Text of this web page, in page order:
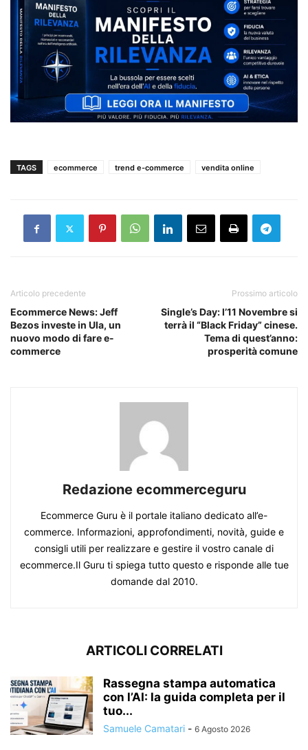
TAGS ecommerce trend e-commerce vendita online
Articolo precedente
Ecommerce News: Jeff
Bezos investe in Ula, un
nuovo modo di fare e-
commerce
Prossimo articolo
Single’s Day: l’11 Novembre si
terrà il “Black Friday” cinese.
Tema di quest’anno:
prosperità comune
Redazione ecommerceguru
Ecommerce Guru è il portale italiano dedicato all’e-
commerce. Informazioni, approfondimenti, novità, guide e
consigli utili per realizzare e gestire il vostro canale di
ecommerce.Il Guru ti spiega tutto questo e risponde alle tue
domande dal 2010.
ARTICOLI CORRELATI
Rassegna stampa automatica
con l’AI: la guida completa per il
tuo...
Samuele Camatari - 6 Agosto 2026